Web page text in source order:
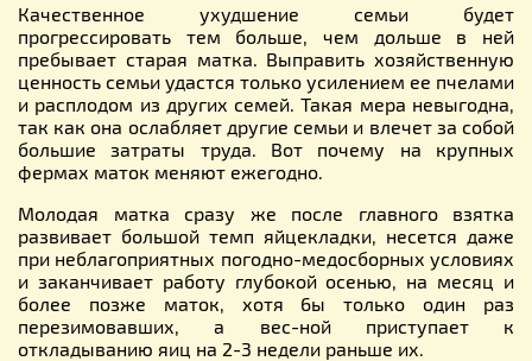
Качественное ухудшение семьи будет
прогрессировать тем больше, чем дольше в ней
пребывает старая матка. Выправить хозяйственную
ценность семьи удастся только усилением ее пчелами
и расплодом из других семей. Такая мера невыгодна,
так как она ослабляет другие семьи и влечет за собой
большие затраты труда. Вот почему на крупных
фермах маток меняют ежегодно.
Молодая матка сразу же после главного взятка
развивает большой темп яйцекладки, несется даже
при неблагоприятных погодно-медосборных условиях
и заканчивает работу глубокой осенью, на месяц и
более позже маток, хотя 6ы только один раз
перезимовавших, а вес-ной приступает к
откладыванию яиц на 2-3 недели раньше их.